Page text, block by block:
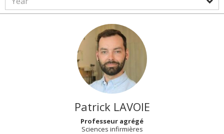
Patrick LAVOIE
Professeur agrégé
Sciences infirmières